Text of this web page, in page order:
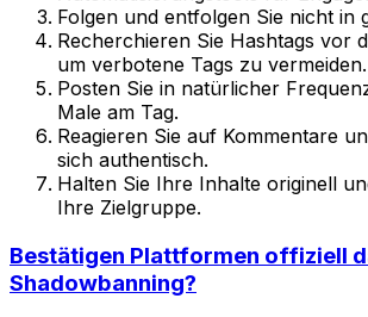
Folgen und entfolgen Sie nicht in
Recherchieren Sie Hashtags vor
um verbotene Tags zu vermeiden.
Posten Sie in natürlicher
Male am Tag.
Reagieren Sie auf Kommentare
sich authentisch.
Halten Sie Ihre Inhalte originell
Ihre Zielgruppe.
Bestätigen Plattformen offiziell
Shadowbanning?